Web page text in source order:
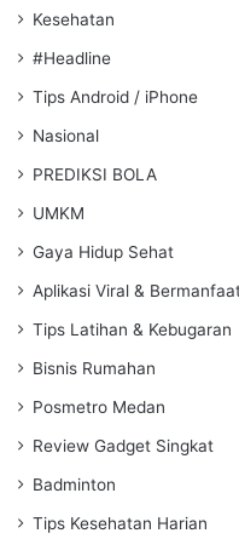
Kesehatan
#Headline
Tips Android / iPhone
Nasional
PREDIKSI BOLA
UMKM
Gaya Hidup Sehat
Aplikasi Viral &
Tips Latihan & Kebugaran
Bisnis Rumahan
Posmetro Medan
Review Gadget Singkat
Badminton
Tips Kesehatan Harian